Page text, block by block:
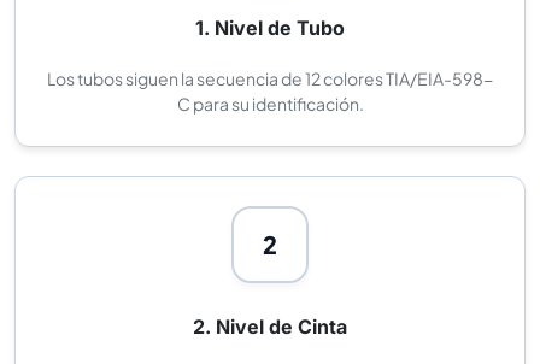
1. Nivel de Tubo
Los tubos siguen la secuencia de 12 colores TIA/EIA-598-
C para su identificación.
2
2. Nivel de Cinta